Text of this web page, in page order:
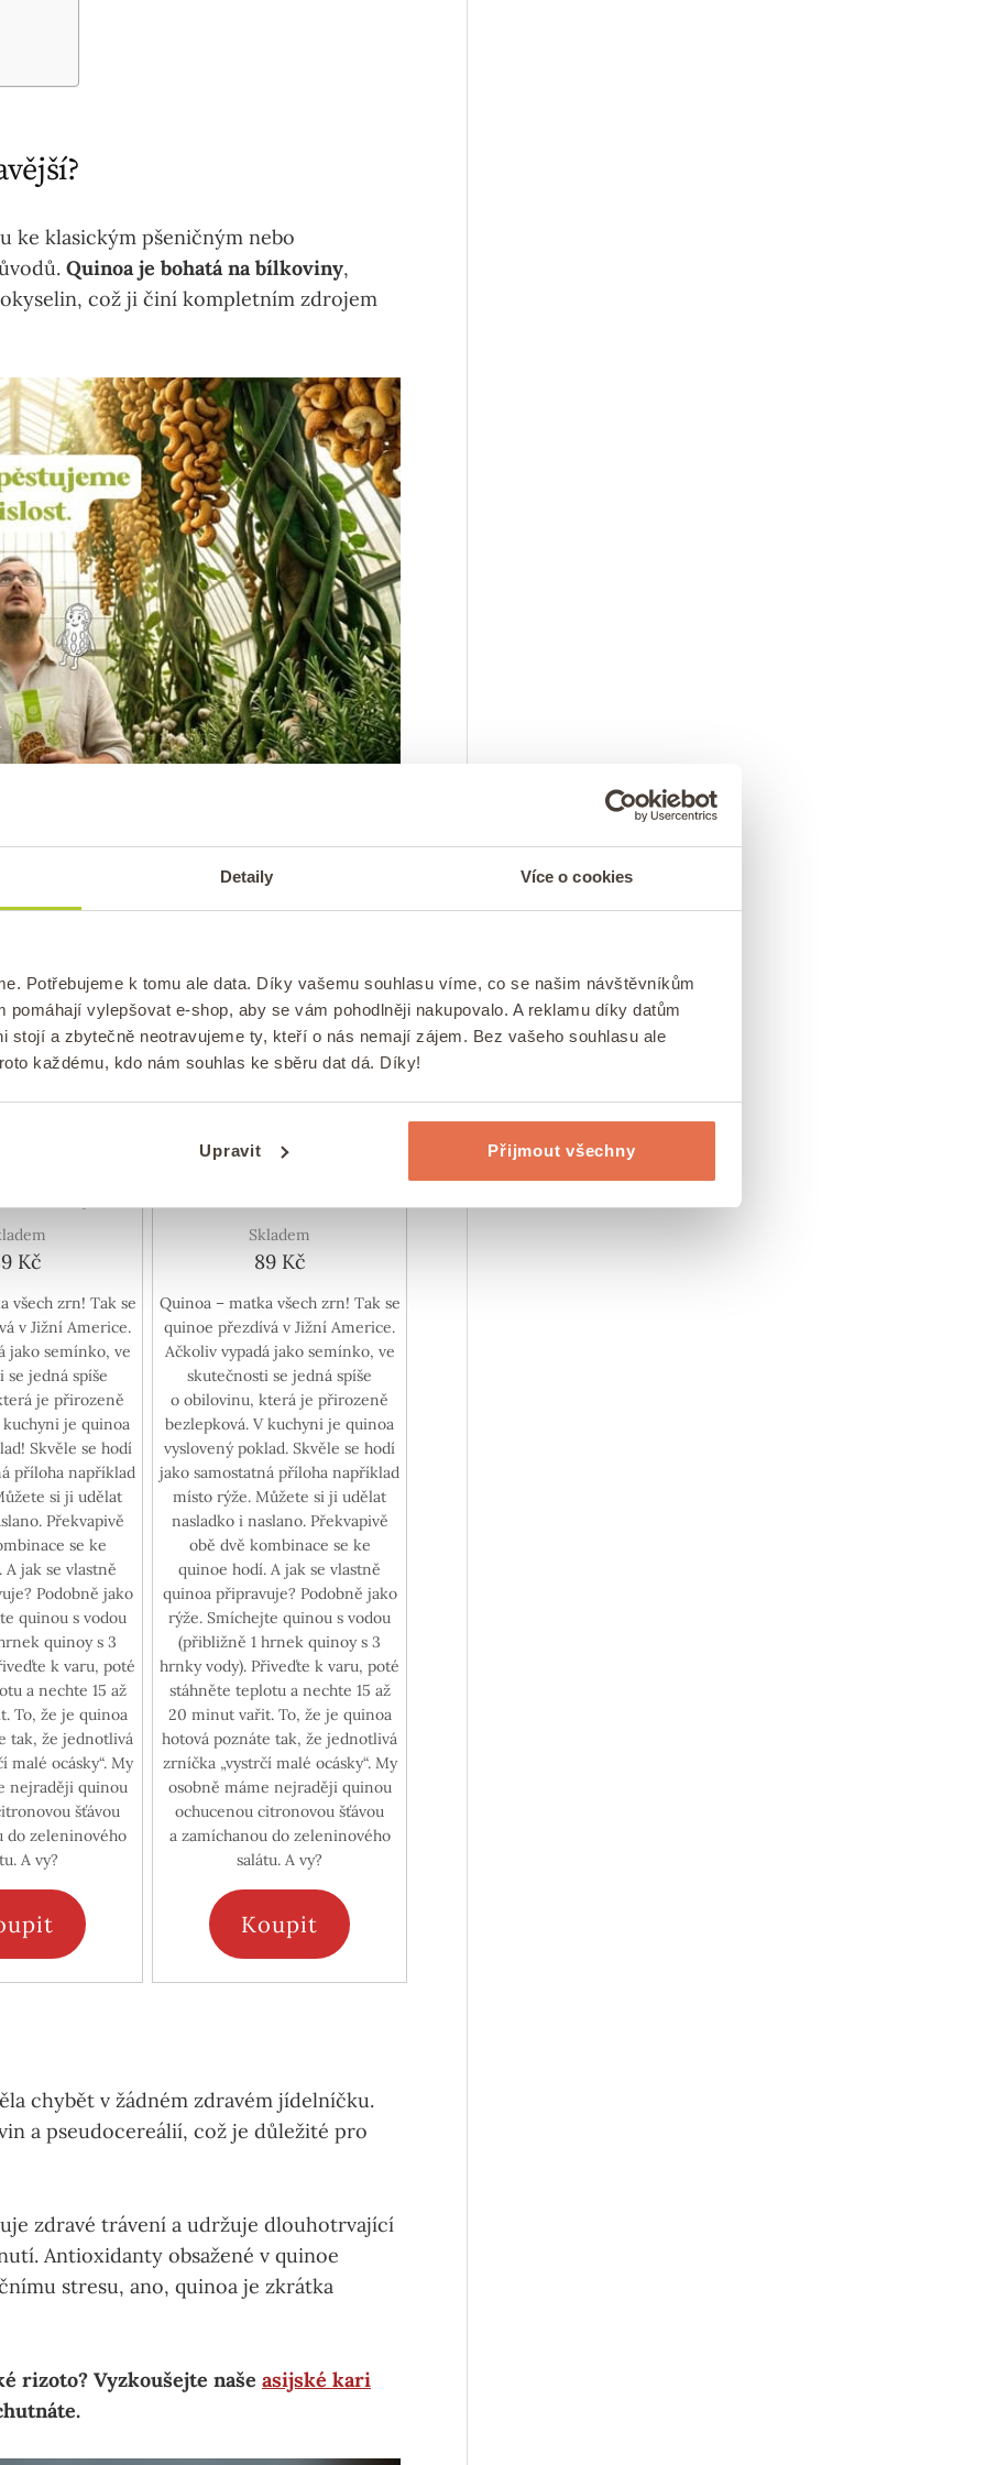
Detaily Více o cookies
Potřebujeme k tomu ale data. Díky vašemu souhlasu víme, co se našim návštěvníkům
pomáhají vylepšovat e-shop, aby se vám pohodlněji nakupovalo. A reklamu díky datům
stojí a zbytečně neotravujeme ty, kteří o nás nemají zájem. Bez vašeho souhlasu ale
každému, kdo nám souhlas ke sběru dat dá. Díky!
Upravit Přijmout všechny
ke klasickým pšeničným nebo
Quinoa je bohatá na bílkoviny,
což ji činí kompletním zdrojem
kdo trpí celiakií nebo se z nějakého
vysoký podíl vlákniny, vitamínů a
těla.
Kč
všech zrn! Tak se
v Jižní Americe.
jako semínko, ve
se jedná spíše
je přirozeně
kuchyni je quinoa
Skvěle se hodí
příloha například
si ji udělat
Překvapivě
se ke
Podobně jako
quinou s vodou
quinoy s 3
k varu, poté
a nechte 15 až
To, že je quinoa
tak, že jednotlivá
malé ocásky“. My
nejraději quinou
šťávou
do zeleninového
A vy?
Skladem
89 Kč
Quinoa – matka všech zrn! Tak se
quinoe přezdívá v Jižní Americe.
Ačkoliv vypadá jako semínko, ve
skutečnosti se jedná spíše
o obilovinu, která je přirozeně
bezlepková. V kuchyni je quinoa
vyslovený poklad. Skvěle se hodí
jako samostatná příloha například
místo rýže. Můžete si ji udělat
nasladko i naslano. Překvapivě
obě dvě kombinace se ke
quinoe hodí. A jak se vlastně
quinoa připravuje? Podobně jako
rýže. Smíchejte quinou s vodou
(přibližně 1 hrnek quinoy s 3
hrnky vody). Přiveďte k varu, poté
stáhněte teplotu a nechte 15 až
20 minut vařit. To, že je quinoa
hotová poznáte tak, že jednotlivá
zrníčka „vystrčí malé ocásky“. My
osobně máme nejraději quinou
ochucenou citronovou šťávou
a zamíchanou do zeleninového
salátu. A vy?
Koupit
chybět v žádném zdravém jídelníčku.
a pseudocereálií, což je důležité pro
zdravé trávení a udržuje dlouhotrvající
Antioxidanty obsažené v quinoe
stresu, ano, quinoa je zkrátka
rizoto? Vyzkoušejte naše asijské kari